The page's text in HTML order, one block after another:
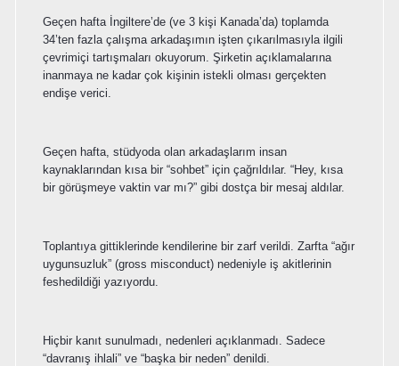
Geçen hafta İngiltere’de (ve 3 kişi Kanada’da) toplamda
34’ten fazla çalışma arkadaşımın işten çıkarılmasıyla ilgili
çevrimiçi tartışmaları okuyorum. Şirketin açıklamalarına
inanmaya ne kadar çok kişinin istekli olması gerçekten
endişe verici.
Geçen hafta, stüdyoda olan arkadaşlarım insan
kaynaklarından kısa bir “sohbet” için çağrıldılar. “Hey, kısa
bir görüşmeye vaktin var mı?” gibi dostça bir mesaj aldılar.
Toplantıya gittiklerinde kendilerine bir zarf verildi. Zarfta “ağır
uygunsuzluk” (gross misconduct) nedeniyle iş akitlerinin
feshedildiği yazıyordu.
Hiçbir kanıt sunulmadı, nedenleri açıklanmadı. Sadece
“davranış ihlali” ve “başka bir neden” denildi.